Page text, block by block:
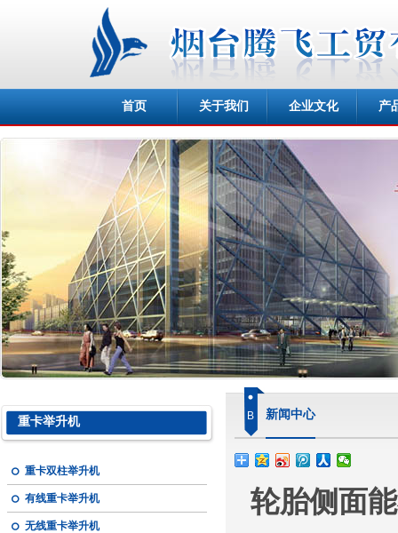
首页 关于我们 企业文化 产
重卡举升机
重卡双柱举升机
有线重卡举升机
无线重卡举升机
B 新闻中心
轮胎侧面